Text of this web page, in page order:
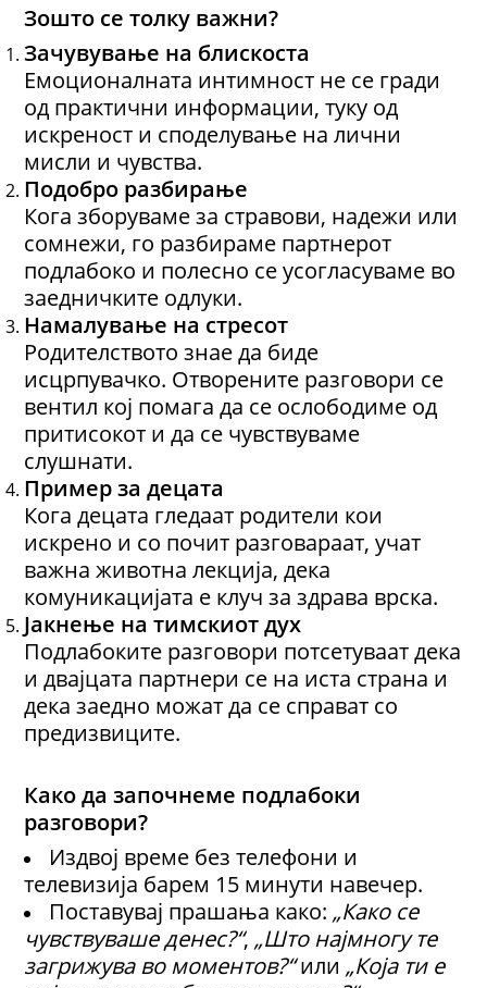
Зошто се толку важни?
Зачувување на блискоста
Емоционалната интимност не се гради
од практични информации, туку од
искреност и споделување на лични
мисли и чувства.
Подобро разбирање
Кога зборуваме за стравови, надежи или
сомнежи, го разбираме партнерот
подлабоко и полесно се усогласуваме во
заедничките одлуки.
Намалување на стресот
Родителството знае да биде
исцрпувачко. Отворените разговори се
вентил кој помага да се ослободиме од
притисокот и да се чувствуваме
слушнати.
Пример за децата
Кога децата гледаат родители кои
искрено и со почит разговараат, учат
важна животна лекција, дека
комуникацијата е клуч за здрава врска.
Јакнење на тимскиот дух
Подлабоките разговори потсетуваат дека
и двајцата партнери се на иста страна и
дека заедно можат да се справат со
предизвиците.
Како да започнеме подлабоки
разговори?
Издвој време без телефони и
телевизија барем 15 минути навечер.
Поставувај прашања како: „Како се
чувствуваше денес?“, „Што најмногу те
загрижува во моментов?“или „Која ти е